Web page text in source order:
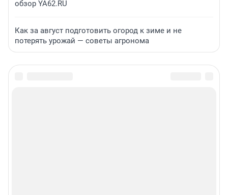
обзор YA62.RU
Как за август подготовить огород к зиме и не
потерять урожай — советы агронома